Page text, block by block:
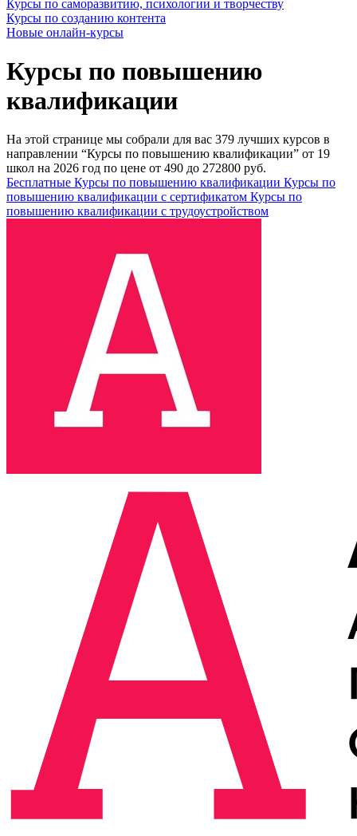
Курсы по саморазвитию, психологии и творчеству
Курсы по созданию контента
Новые онлайн‑курсы
Курсы по повышению
квалификации
На этой странице мы собрали для вас 379 лучших курсов в
направлении “Курсы по повышению квалификации” от 19
школ на 2026 год по цене от 490 до 272800 руб.
Бесплатные Курсы по повышению квалификации Курсы по
повышению квалификации с сертификатом Курсы по
повышению квалификации с трудоустройством